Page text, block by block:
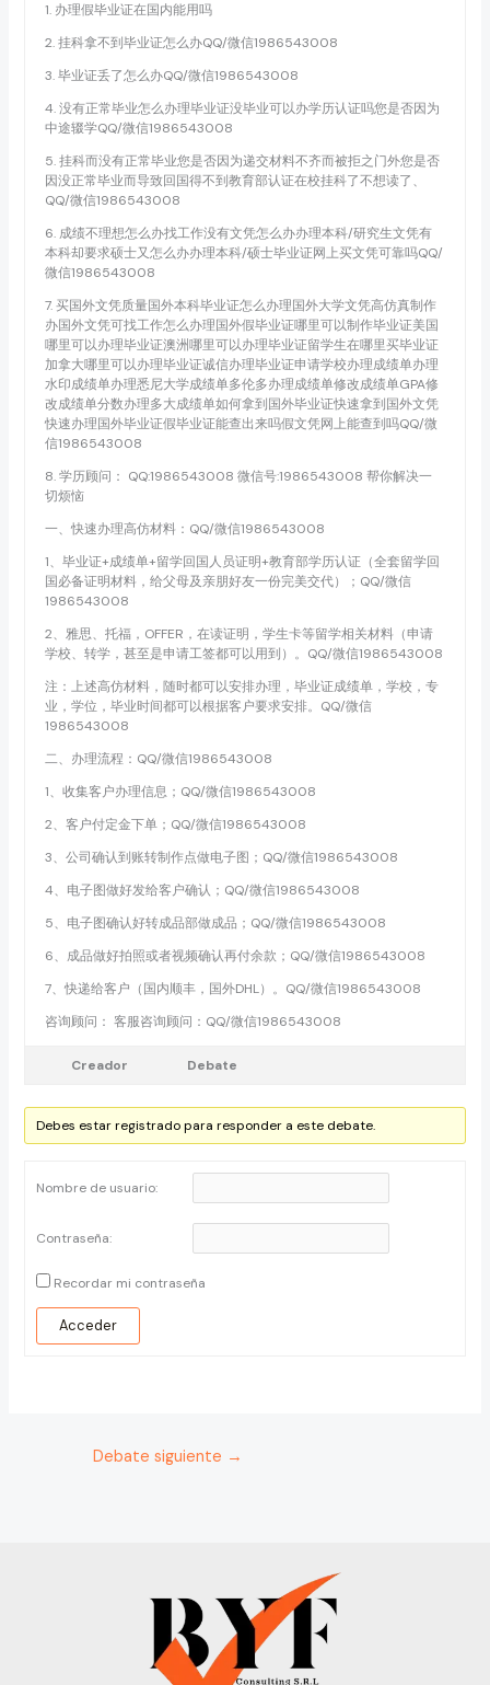
1. 办理假毕业证在国内能用吗
2. 挂科拿不到毕业证怎么办QQ/微信1986543008
3. 毕业证丢了怎么办QQ/微信1986543008
4. 没有正常毕业怎么办理毕业证没毕业可以办学历认证吗您是否因为
中途辍学QQ/微信1986543008
5. 挂科而没有正常毕业您是否因为递交材料不齐而被拒之门外您是否
因没正常毕业而导致回国得不到教育部认证在校挂科了不想读了、
QQ/微信1986543008
6. 成绩不理想怎么办找工作没有文凭怎么办办理本科/研究生文凭有
本科却要求硕士又怎么办办理本科/硕士毕业证网上买文凭可靠吗QQ/
微信1986543008
7. 买国外文凭质量国外本科毕业证怎么办理国外大学文凭高仿真制作
办国外文凭可找工作怎么办理国外假毕业证哪里可以制作毕业证美国
哪里可以办理毕业证澳洲哪里可以办理毕业证留学生在哪里买毕业证
加拿大哪里可以办理毕业证诚信办理毕业证申请学校办理成绩单办理
水印成绩单办理悉尼大学成绩单多伦多办理成绩单修改成绩单GPA修
改成绩单分数办理多大成绩单如何拿到国外毕业证快速拿到国外文凭
快速办理国外毕业证假毕业证能查出来吗假文凭网上能查到吗QQ/微
信1986543008
8. 学历顾问： QQ:1986543008 微信号:1986543008 帮你解决一
切烦恼
一、快速办理高仿材料：QQ/微信1986543008
1、毕业证+成绩单+留学回国人员证明+教育部学历认证（全套留学回
国必备证明材料，给父母及亲朋好友一份完美交代）；QQ/微信
1986543008
2、雅思、托福，OFFER，在读证明，学生卡等留学相关材料（申请
学校、转学，甚至是申请工签都可以用到）。QQ/微信1986543008
注：上述高仿材料，随时都可以安排办理，毕业证成绩单，学校，专
业，学位，毕业时间都可以根据客户要求安排。QQ/微信
1986543008
二、办理流程：QQ/微信1986543008
1、收集客户办理信息；QQ/微信1986543008
2、客户付定金下单；QQ/微信1986543008
3、公司确认到账转制作点做电子图；QQ/微信1986543008
4、电子图做好发给客户确认；QQ/微信1986543008
5、电子图确认好转成品部做成品；QQ/微信1986543008
6、成品做好拍照或者视频确认再付余款；QQ/微信1986543008
7、快递给客户（国内顺丰，国外DHL）。QQ/微信1986543008
咨询顾问： 客服咨询顾问：QQ/微信1986543008
Creador Debate
Debes estar registrado para responder a este debate.
Nombre de usuario:
Contraseña:
Recordar mi contraseña
Acceder
Debate siguiente →